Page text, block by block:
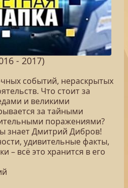
- 2017)
событий, нераскрытых
Что стоит за
и великими
за тайными
поражениями?
знает Дмитрий Дибров!
удивительные факты,
– всё это хранится в его